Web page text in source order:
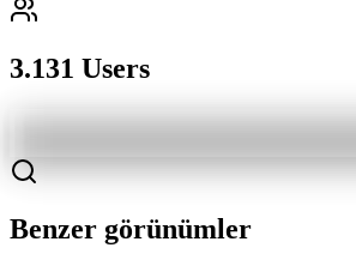
3.131 Users
Benzer görünümler